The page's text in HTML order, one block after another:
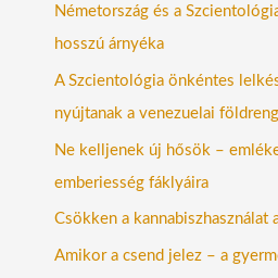
Németország és a
hosszú árnyéka
A Szcientológia önkéntes
nyújtanak a venezuelai
Ne kelljenek új hősök –
emberiesség fáklyáira
Csökken a kannabiszhasználat
Amikor a csend jelez – a